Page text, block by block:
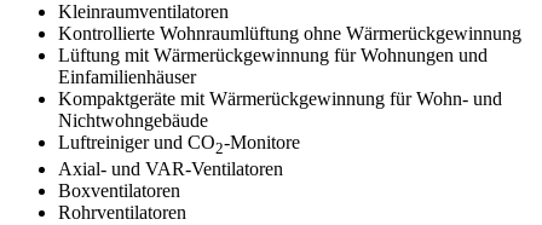
Kleinraumventilatoren
Kontrollierte Wohnraumlüftung ohne Wärmerückgewinnung
Lüftung mit Wärmerückgewinnung für Wohnungen und
Einfamilienhäuser
Kompaktgeräte mit Wärmerückgewinnung für Wohn- und
Nichtwohngebäude
Luftreiniger und CO2-Monitore
Axial- und VAR-Ventilatoren
Boxventilatoren
Rohrventilatoren